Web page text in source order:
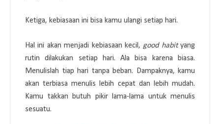
Ketiga, kebiasaan ini bisa kamu ulangi setiap hari.
Hal ini akan menjadi kebiasaan kecil, good habityang
rutin dilakukan setiap hari. Ala bisa karena biasa.
Menulislah tiap hari tanpa beban. Dampaknya, kamu
akan terbiasa menulis lebih cepat dan lebih mudah.
Kamu takkan butuh pikir lama-lama untuk menulis
sesuatu.